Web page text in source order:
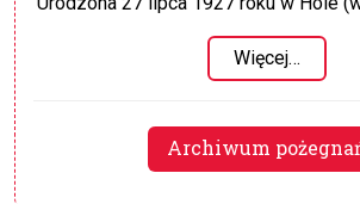
Więcej…
Archiwum